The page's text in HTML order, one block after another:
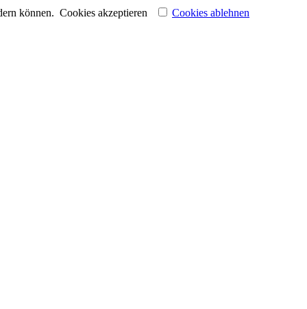
können. Cookies akzeptieren
Cookies ablehnen